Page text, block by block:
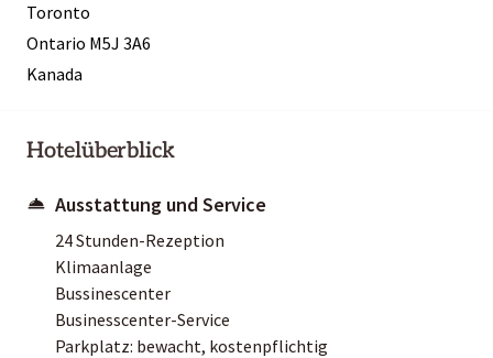
Toronto
Ontario M5J 3A6
Kanada
Hotelüberblick
Ausstattung und Service
24 Stunden-Rezeption
Klimaanlage
Bussinescenter
Businesscenter-Service
Parkplatz: bewacht, kostenpflichtig